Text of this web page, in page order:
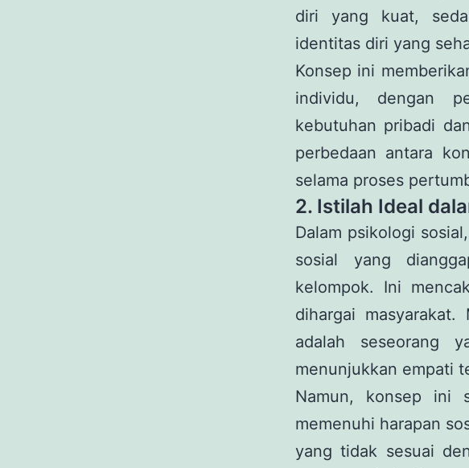
diri yang kuat,
identitas diri yang
Konsep ini
individu, dengan
kebutuhan pribadi
perbedaan antara
selama proses
2. Istilah Ideal
Dalam psikologi
sosial yang
kelompok. Ini
dihargai
adalah seseorang
menunjukkan empati
Namun, konsep ini
memenuhi harapan
yang tidak sesuai